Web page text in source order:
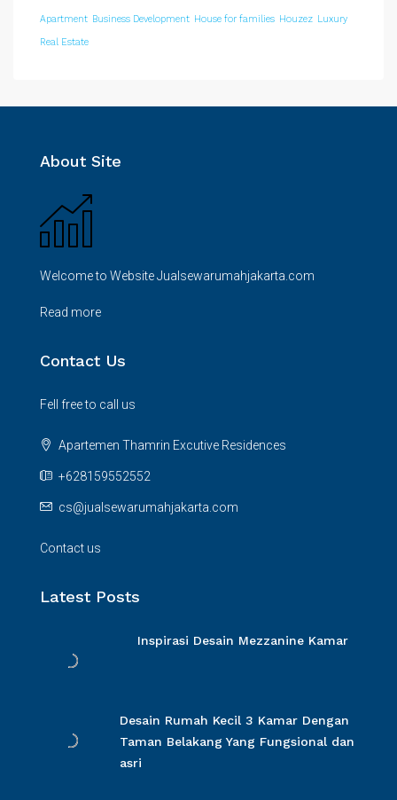
Apartment Business Development House for families Houzez Luxury
Real Estate
About Site
Welcome to Website Jualsewarumahjakarta.com
Read more
Contact Us
Fell free to call us
Apartemen Thamrin Excutive Residences
+628159552552
cs@jualsewarumahjakarta.com
Contact us
Latest Posts
Inspirasi Desain Mezzanine Kamar
Desain Rumah Kecil 3 Kamar Dengan
Taman Belakang Yang Fungsional dan
asri